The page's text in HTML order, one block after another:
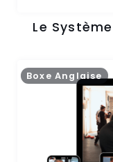
Le
Boxe Anglaise